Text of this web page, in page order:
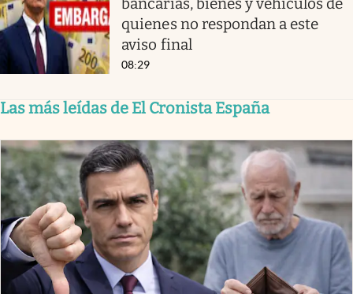
quienes no respondan a este
aviso final
08:29
Las más leídas de El Cronista España